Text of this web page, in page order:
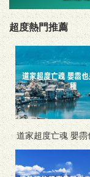
超度熱門推薦
道家超度亡魂 嬰霛
一種